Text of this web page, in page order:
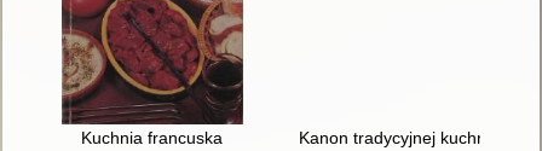
Kuchnia francuska Kanon tradycyjnej kuchni